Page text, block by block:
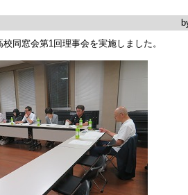
同窓会第1回理事会を実施しました。